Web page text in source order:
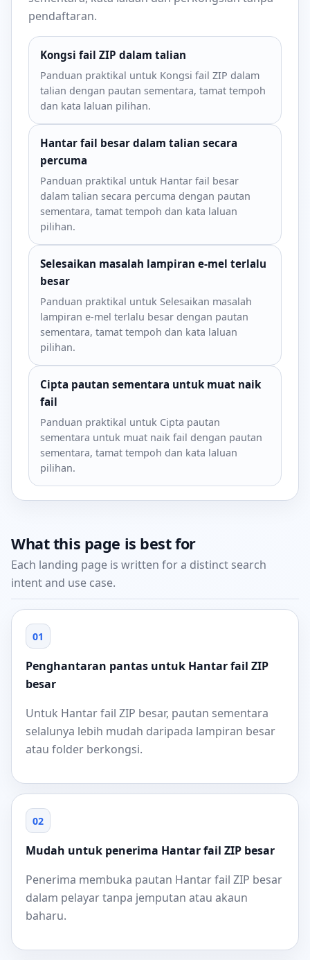
pendaftaran.
Kongsi fail ZIP dalam talian
Panduan praktikal untuk Kongsi fail ZIP dalam
talian dengan pautan sementara, tamat tempoh
dan kata laluan pilihan.
Hantar fail besar dalam talian secara
percuma
Panduan praktikal untuk Hantar fail besar
dalam talian secara percuma dengan pautan
sementara, tamat tempoh dan kata laluan
pilihan.
Selesaikan masalah lampiran e-mel terlalu
besar
Panduan praktikal untuk Selesaikan masalah
lampiran e-mel terlalu besar dengan pautan
sementara, tamat tempoh dan kata laluan
pilihan.
Cipta pautan sementara untuk muat naik
fail
Panduan praktikal untuk Cipta pautan
sementara untuk muat naik fail dengan pautan
sementara, tamat tempoh dan kata laluan
pilihan.
What this page is best for
Each landing page is written for a distinct search
intent and use case.
01
Penghantaran pantas untuk Hantar fail ZIP
besar
Untuk Hantar fail ZIP besar, pautan sementara
selalunya lebih mudah daripada lampiran besar
atau folder berkongsi.
02
Mudah untuk penerima Hantar fail ZIP besar
Penerima membuka pautan Hantar fail ZIP besar
dalam pelayar tanpa jemputan atau akaun
baharu.